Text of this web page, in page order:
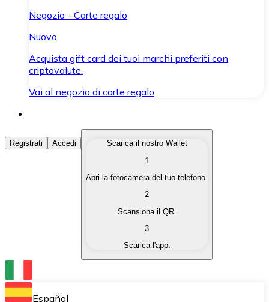
Negozio - Carte regalo
Nuovo
Acquista gift card dei tuoi marchi preferiti con
criptovalute.
Vai al negozio di carte regalo
Acquista Criptovalute
Acquista le criptovalute che ti interessano in modo
Converti le tue criptovalute in valuta fiat quando ne
Scambia una criptovaluta con un'altra
Conserva le tue cripto in un Wallet self-custodial.
Registrati Accedi
Scarica il nostro Wallet
1
Apri la fotocamera del tuo telefono.
2
Scansiona il QR.
3
Scarica l'app.
Español